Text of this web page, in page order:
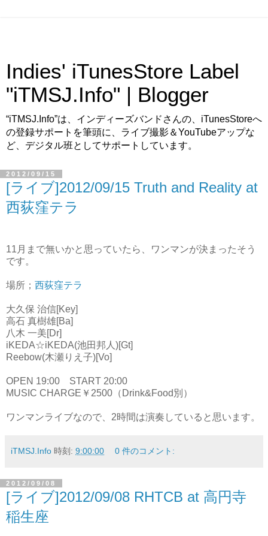
Indies' iTunesStore Label
"iTMSJ.Info" | Blogger
“iTMSJ.Info”は、インディーズバンドさんの、iTunesStoreへ
の登録サポートを筆頭に、ライブ撮影＆YouTubeアップな
ど、デジタル班としてサポートしています。
2012/09/15
[ライブ]2012/09/15 Truth and Reality at
西荻窪テラ
11月まで無いかと思っていたら、ワンマンが決まったそう
です。
場所； 西荻窪テラ
大久保 治信[Key]
高石 真樹雄[Ba]
八木 一美[Dr]
iKEDA☆iKEDA(池田邦人)[Gt]
Reebow(木瀬りえ子)[Vo]
OPEN 19:00 START 20:00
MUSIC CHARGE￥2500（Drink&Food別）
ワンマンライブなので、2時間は演奏していると思います。
iTMSJ.Info 時刻: 9:00:00 0 件のコメント:
2012/09/08
[ライブ]2012/09/08 RHTCB at 高円寺
稲生座